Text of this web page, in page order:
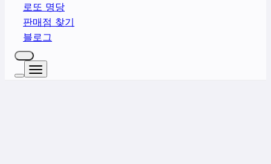
로또 명당
판매점 찾기
블로그